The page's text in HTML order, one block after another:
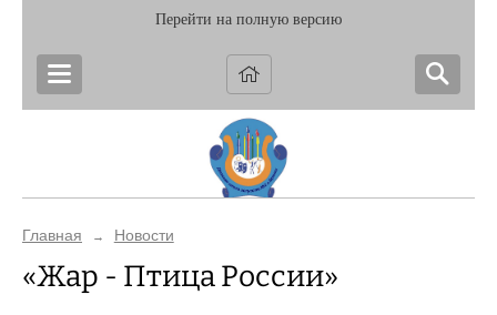
Перейти на полную версию
Главная → Новости
«Жар - Птица России»